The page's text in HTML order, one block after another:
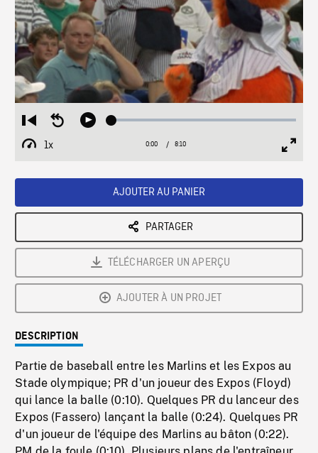
Restart
from
beginning
Seek
Play Loaded:
1x
Playback
Current
0:00 / Duration
8:10
AJOUTER AU PANIER
PARTAGER
TÉLÉCHARGER UN APERÇU
AJOUTER À UN PROJET
DESCRIPTION
Partie de baseball entre les Marlins et les Expos au
Stade olympique; PR d'un joueur des Expos (Floyd)
qui lance la balle (0:10). Quelques PR du lanceur des
Expos (Fassero) lançant la balle (0:24). Quelques PR
d'un joueur de l'équipe des Marlins au bâton (0:22).